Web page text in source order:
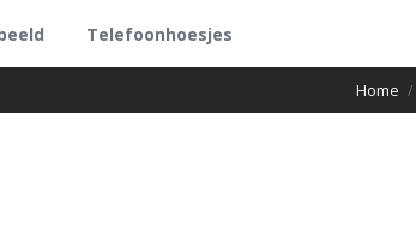
Telefoonhoesjes
Home /